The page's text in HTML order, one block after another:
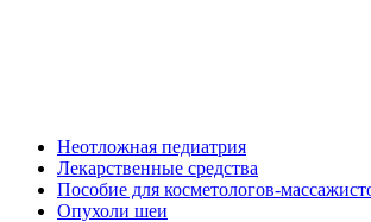
Неотложная педиатрия
Лекарственные средства
Пособие для косметологов-
Опухоли шеи